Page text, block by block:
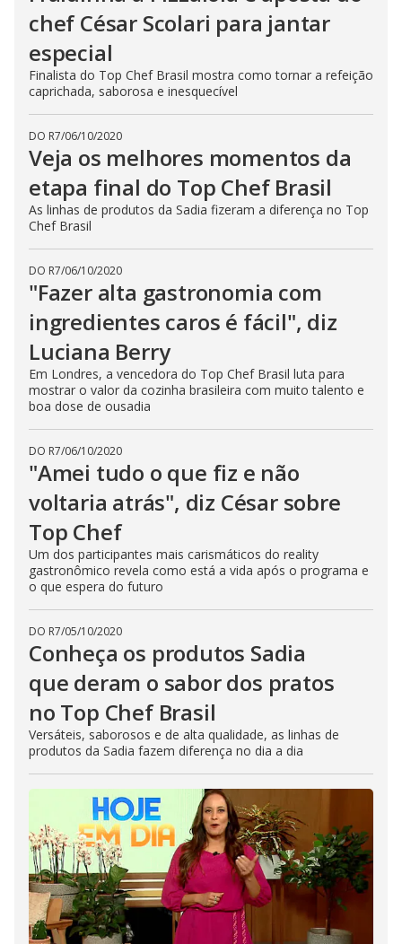
chef César Scolari para jantar
especial
Finalista do Top Chef Brasil mostra como tornar a refeição
caprichada, saborosa e inesquecível
DO R7/06/10/2020
Veja os melhores momentos da
etapa final do Top Chef Brasil
As linhas de produtos da Sadia fizeram a diferença no Top
Chef Brasil
DO R7/06/10/2020
"Fazer alta gastronomia com
ingredientes caros é fácil", diz
Luciana Berry
Em Londres, a vencedora do Top Chef Brasil luta para
mostrar o valor da cozinha brasileira com muito talento e
boa dose de ousadia
DO R7/06/10/2020
"Amei tudo o que fiz e não
voltaria atrás", diz César sobre
Top Chef
Um dos participantes mais carismáticos do reality
gastronômico revela como está a vida após o programa e
o que espera do futuro
DO R7/05/10/2020
Conheça os produtos Sadia
que deram o sabor dos pratos
no Top Chef Brasil
Versáteis, saborosos e de alta qualidade, as linhas de
produtos da Sadia fazem diferença no dia a dia